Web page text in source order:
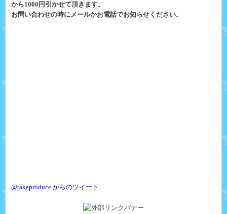
から1000円引かせて頂きます。
お問い合わせの時にメールかお電話でお知らせください。
@takeproduce からのツイート